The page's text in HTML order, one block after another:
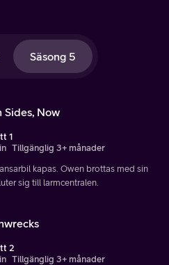
Säsong 5
Sides, Now
1
Tillgänglig 3+ månader
kapas. Owen brottas med sin
sig till larmcentralen.
2
Tillgänglig 3+ månader